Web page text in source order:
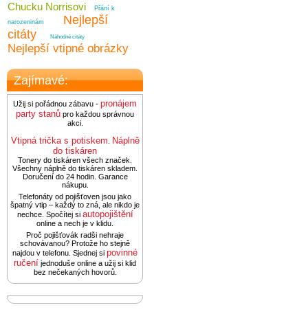
Chucku Norrisovi
Přání k
narozeninám
Nejlepší
citáty
Náhodné citáty
Nejlepší vtipné obrázky
Zajímavé:
Užij si pořádnou zábavu - pronájem
party stanů pro každou správnou
akci.
Vtipná trička s potiskem Náplně
do tiskáren
Tonery do tiskáren všech značek.
Všechny náplně do tiskáren skladem.
Doručení do 24 hodin. Garance
nákupu.
Telefonáty od pojišťoven jsou jako
špatný vtip – každý to zná, ale nikdo je
nechce. Spočítej si autopojištění
online a nech je v klidu.
Proč pojišťovák radši nehraje
schovávanou? Protože ho stejně
najdou v telefonu. Sjednej si povinné
ručení jednoduše online a užij si klid
bez nečekaných hovorů.